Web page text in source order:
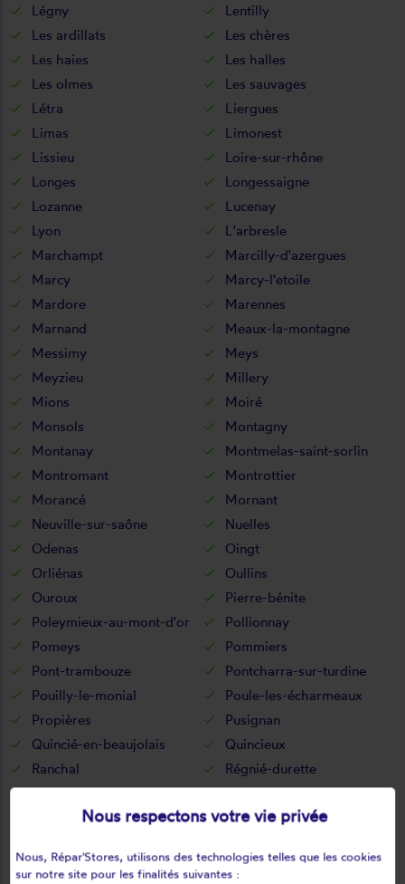
Légny
Lentilly
Les ardillats
Les chères
Les haies
Les halles
Les olmes
Les sauvages
Létra
Liergues
Limas
Limonest
Lissieu
Loire-sur-rhône
Longes
Longessaigne
Lozanne
Lucenay
Lyon
L'arbresle
Marchampt
Marcilly-d'azergues
Marcy
Marcy-l'etoile
Mardore
Marennes
Marnand
Meaux-la-montagne
Messimy
Meys
Meyzieu
Millery
Mions
Moiré
Monsols
Montagny
Montanay
Montmelas-saint-sorlin
Montromant
Montrottier
Morancé
Mornant
Neuville-sur-saône
Nuelles
Odenas
Oingt
Orliénas
Oullins
Ouroux
Pierre-bénite
Poleymieux-au-mont-d'or
Pollionnay
Pomeys
Pommiers
Pont-trambouze
Pontcharra-sur-turdine
Pouilly-le-monial
Poule-les-écharmeaux
Propières
Pusignan
Quincié-en-beaujolais
Quincieux
Ranchal
Régnié-durette
Rillieux-la-pape
Riverie
Rochetaillée-sur-saône
Sain-bel
Saint-andéol-le-château
Nous respectons votre vie privée
Nous, Répar'Stores, utilisons des technologies telles que les cookies
sur notre site pour les finalités suivantes :